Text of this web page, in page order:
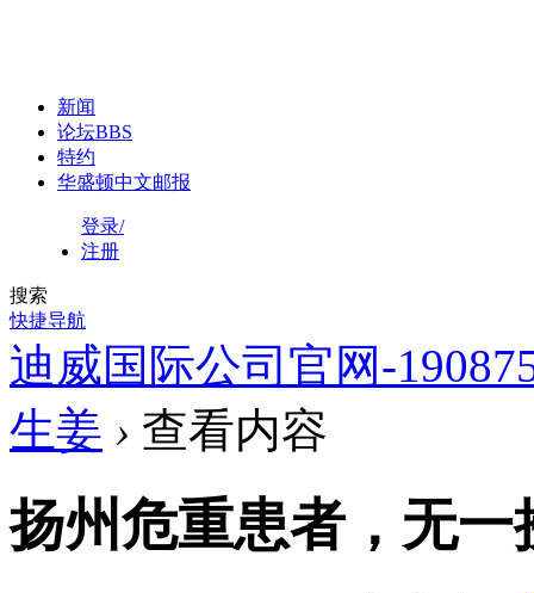
新闻
论坛BBS
特约
华盛顿中文邮报
登录/
注册
搜索
快捷导航
迪威国际公司官网-
生姜 › 查看内容
扬州危重患者，无一